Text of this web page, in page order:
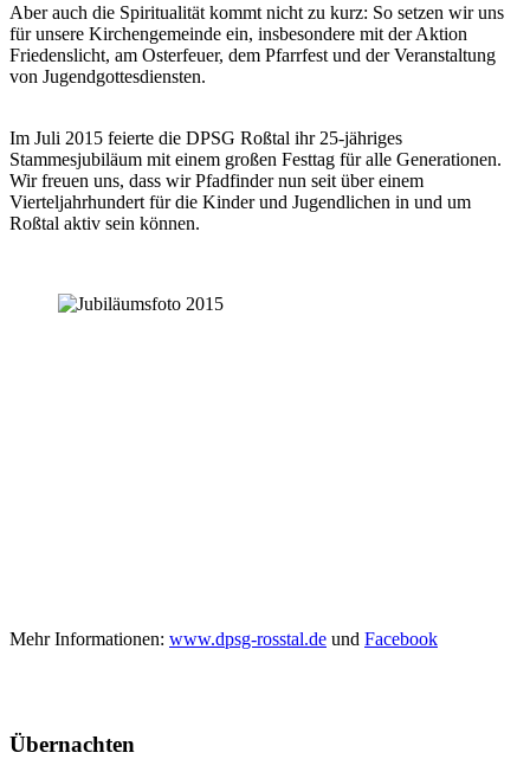
Aber auch die Spiritualität kommt nicht zu kurz: So setzen wir uns
für unsere Kirchengemeinde ein, insbesondere mit der Aktion
Friedenslicht, am Osterfeuer, dem Pfarrfest und der Veranstaltung
von Jugendgottesdiensten.
Im Juli 2015 feierte die DPSG Roßtal ihr 25-jähriges
Stammesjubiläum mit einem großen Festtag für alle Generationen.
Wir freuen uns, dass wir Pfadfinder nun seit über einem
Vierteljahrhundert für die Kinder und Jugendlichen in und um
Roßtal aktiv sein können.
Mehr Informationen: www.dpsg-rosstal.de und Facebook
Übernachten